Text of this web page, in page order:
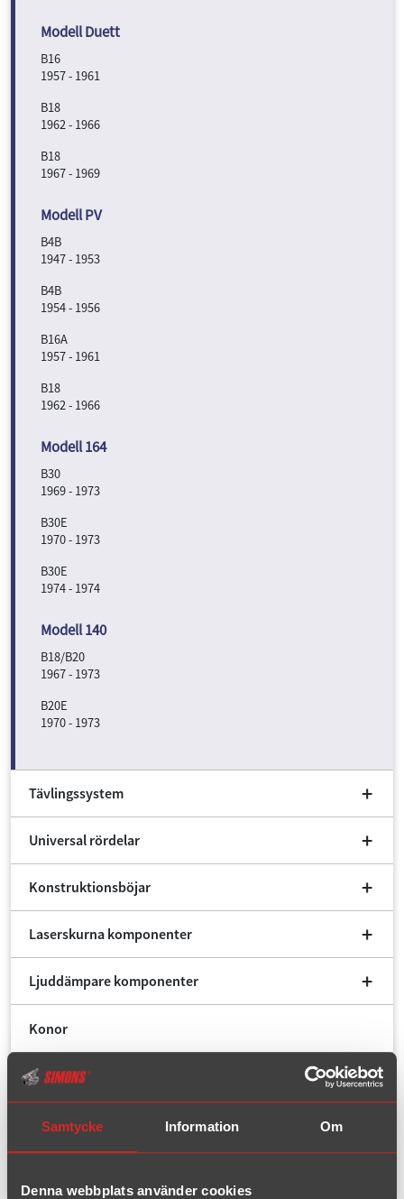
Samtycke Information Om
Denna webbplats använder cookies
B16
1957 - 1961
B18
1962 - 1966
B18
1967 - 1969
B4B
1947 - 1953
B4B
1954 - 1956
B16A
1957 - 1961
B18
1962 - 1966
B30
1969 - 1973
B30E
1970 - 1973
B30E
1974 - 1974
B18/B20
1967 - 1973
B20E
1970 - 1973
Tävlingssystem
Universal rördelar
Konstruktionsböjar
Laserskurna komponenter
Ljuddämpare komponenter
Konor
Flexrör
Katalysatorer